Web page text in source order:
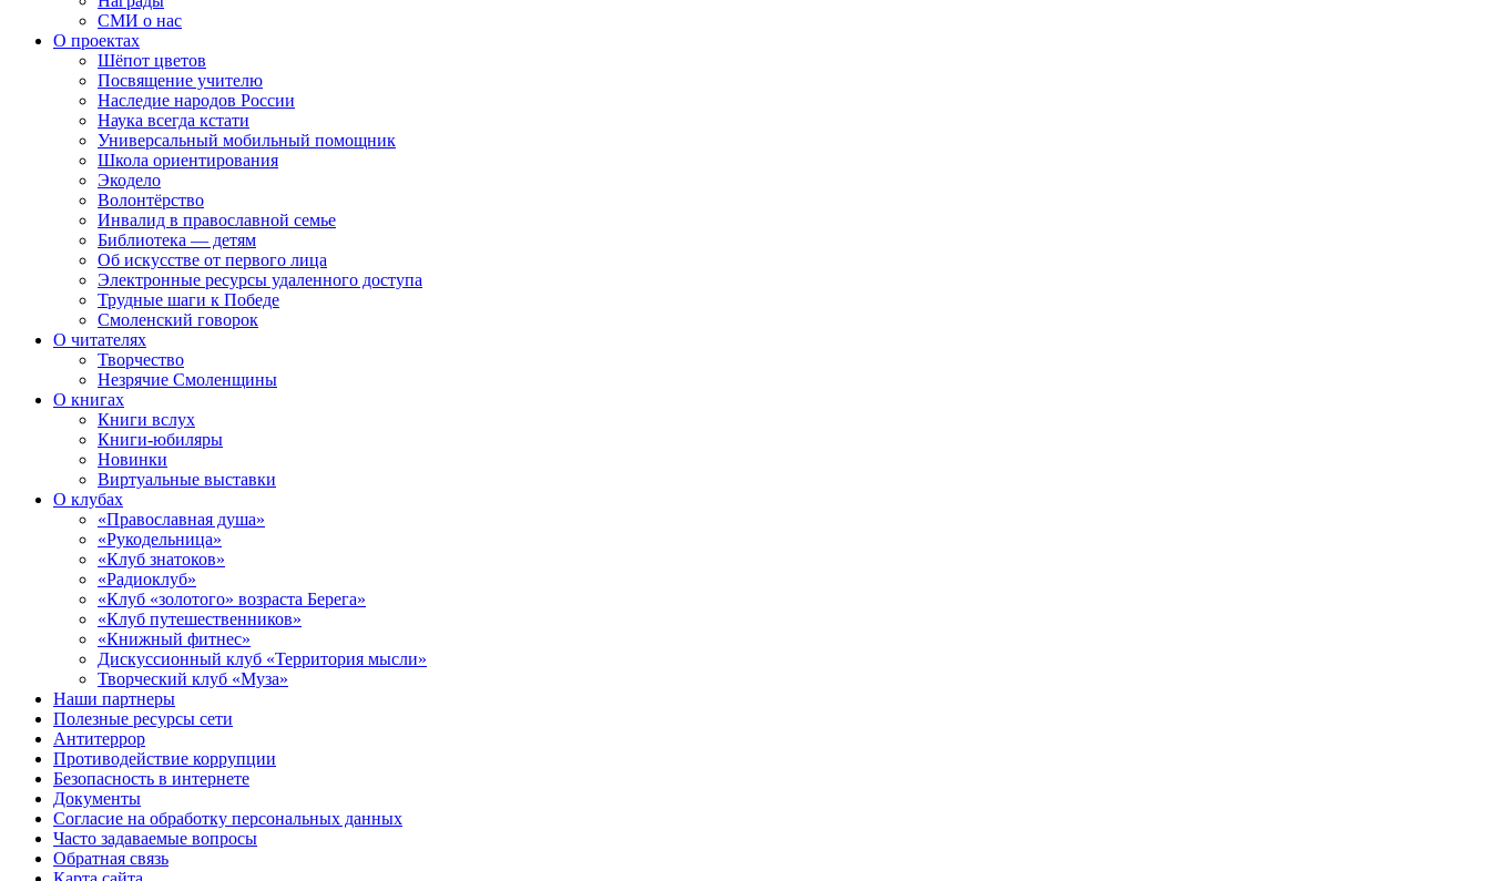
СМИ о нас
О проектах
Шёпот цветов
Посвящение учителю
Наследие народов России
Наука всегда кстати
Универсальный мобильный помощник
Школа ориентирования
Экодело
Волонтёрство
Инвалид в православной семье
Библиотека — детям
Об искусстве от первого лица
Электронные ресурсы удаленного доступа
Трудные шаги к Победе
Смоленский говорок
О читателях
Творчество
Незрячие Смоленщины
О книгах
Книги вслух
Книги-юбиляры
Новинки
Виртуальные выставки
О клубах
«Православная душа»
«Рукодельница»
«Клуб знатоков»
«Радиоклуб»
«Клуб «золотого» возраста Берега»
«Клуб путешественников»
«Книжный фитнес»
Дискуссионный клуб «Территория мысли»
Творческий клуб «Муза»
Наши партнеры
Полезные ресурсы сети
Антитеррор
Противодействие коррупции
Безопасность в интернете
Документы
Согласие на обработку персональных данных
Часто задаваемые вопросы
Обратная связь